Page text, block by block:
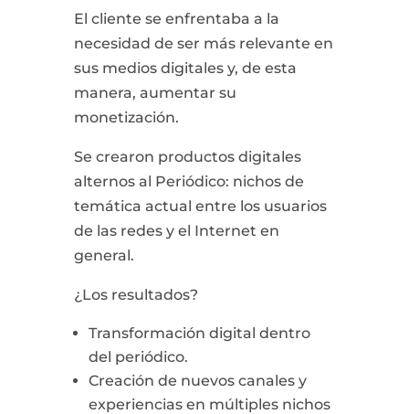
El cliente se enfrentaba a la
necesidad de ser más relevante en
sus medios digitales y, de esta
manera, aumentar su
monetización.
Se crearon productos digitales
alternos al Periódico: nichos de
temática actual entre los usuarios
de las redes y el Internet en
general.
¿Los resultados?
Transformación digital dentro
del periódico.
Creación de nuevos canales y
experiencias en múltiples nichos